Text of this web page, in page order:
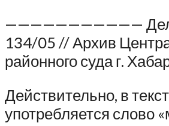
———————————
134/05 // Архив
районного суда г.
Действительно, в
употребляется слово